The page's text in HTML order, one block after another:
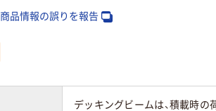
商品情報の誤りを報告
デッキングビームは、積載時